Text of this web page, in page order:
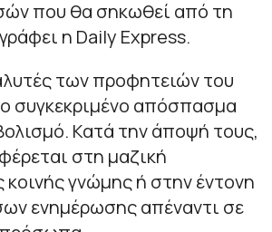
που θα σηκωθεί από τη
η Daily Express.
των προφητειών του
συγκεκριμένο απόσπασμα
Κατά την άποψή τους,
στη μαζική
κοινής γνώμης ή στην έντονη
ενημέρωσης απέναντι σε